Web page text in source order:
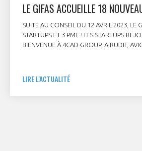
LE GIFAS ACCUEILLE 18
SUITE AU CONSEIL DU 12 AVRIL 2023, LE
STARTUPS ET 3 PME ! LES STARTUPS
BIENVENUE À 4CAD GROUP, AIRUDIT,
OLNICA TRACE, PELICO, SKYTED, SPACE
VALLAIR INDUSTRY ET VOLTAERO.
LIRE L'ACTUALITÉ